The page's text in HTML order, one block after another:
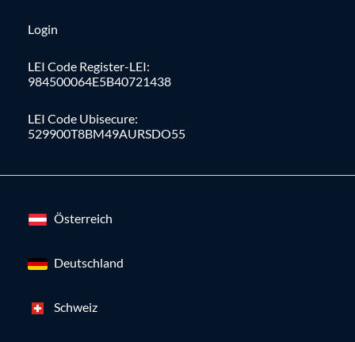
Login
LEI Code Register-LEI:
984500064E5B40721438
LEI Code Ubisecure:
529900T8BM49AURSDO55
Österreich
Deutschland
Schweiz